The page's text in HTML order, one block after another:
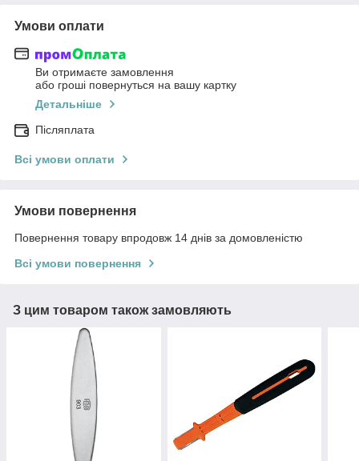
Умови оплати
Ви отримаєте замовлення
або гроші повернуться на вашу картку
Детальніше
Післяплата
Всі умови оплати
Умови повернення
Повернення товару впродовж 14 днів за домовленістю
Всі умови повернення
З цим товаром також замовляють